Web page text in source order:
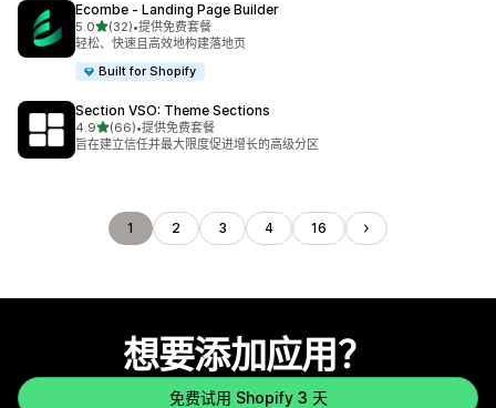
Ecombe ‑ Landing Page Builder
5.0星（满分 5 星）
(32)
总共 32 条评论
•提供免费套餐
轻松、快速且高效地构建落地页
Built for Shopify
Section VSO: Theme Sections
4.9星（满分 5 星）
(66)
总共 66 条评论
•提供免费套餐
旨在建立信任并最大限度促进增长的高级分区
1 2 3 4 16
想要添加应用？
免费试用 Shopify 3 天